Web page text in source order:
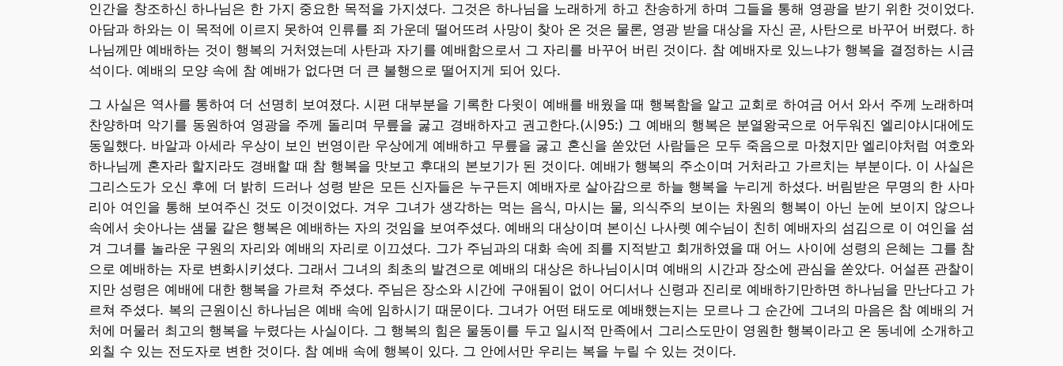
인간을 창조하신 하나님은 한 가지 중요한 목적을 가지셨다. 그것은 하나님을 노래하게 하고 찬송하게 하며 그들을 통해 영광을 받기 위한 것이었다.
아담과 하와는 이 목적에 이르지 못하여 인류를 죄 가운데 떨어뜨려 사망이 찾아 온 것은 물론, 영광 받을 대상을 자신 곧, 사탄으로 바꾸어 버렸다. 하
나님께만 예배하는 것이 행복의 거처였는데 사탄과 자기를 예배함으로서 그 자리를 바꾸어 버린 것이다. 참 예배자로 있느냐가 행복을 결정하는 시금
석이다. 예배의 모양 속에 참 예배가 없다면 더 큰 불행으로 떨어지게 되어 있다.
그 사실은 역사를 통하여 더 선명히 보여졌다. 시편 대부분을 기록한 다윗이 예배를 배웠을 때 행복함을 알고 교회로 하여금 어서 와서 주께 노래하며
찬양하며 악기를 동원하여 영광을 주께 돌리며 무릎을 굻고 경배하자고 권고한다.(시95:) 그 예배의 행복은 분열왕국으로 어두워진 엘리야시대에도
동일했다. 바알과 아세라 우상이 보인 번영이란 우상에게 예배하고 무릎을 굻고 혼신을 쏟았던 사람들은 모두 죽음으로 마쳤지만 엘리야처럼 여호와
하나님께 혼자라 할지라도 경배할 때 참 행복을 맛보고 후대의 본보기가 된 것이다. 예배가 행복의 주소이며 거처라고 가르치는 부분이다. 이 사실은
그리스도가 오신 후에 더 밝히 드러나 성령 받은 모든 신자들은 누구든지 예배자로 살아감으로 하늘 행복을 누리게 하셨다. 버림받은 무명의 한 사마
리아 여인을 통해 보여주신 것도 이것이었다. 겨우 그녀가 생각하는 먹는 음식, 마시는 물, 의식주의 보이는 차원의 행복이 아닌 눈에 보이지 않으나
속에서 솟아나는 샘물 같은 행복은 예배하는 자의 것임을 보여주셨다. 예배의 대상이며 본이신 나사렛 예수님이 친히 예배자의 섬김으로 이 여인을 섬
겨 그녀를 놀라운 구원의 자리와 예배의 자리로 이끄셨다. 그가 주님과의 대화 속에 죄를 지적받고 회개하였을 때 어느 사이에 성령의 은혜는 그를 참
으로 예배하는 자로 변화시키셨다. 그래서 그녀의 최초의 발견으로 예배의 대상은 하나님이시며 예배의 시간과 장소에 관심을 쏟았다. 어설픈 관찰이
지만 성령은 예배에 대한 행복을 가르쳐 주셨다. 주님은 장소와 시간에 구애됨이 없이 어디서나 신령과 진리로 예배하기만하면 하나님을 만난다고 가
르쳐 주셨다. 복의 근원이신 하나님은 예배 속에 임하시기 때문이다. 그녀가 어떤 태도로 예배했는지는 모르나 그 순간에 그녀의 마음은 참 예배의 거
처에 머물러 최고의 행복을 누렸다는 사실이다. 그 행복의 힘은 물동이를 두고 일시적 만족에서 그리스도만이 영원한 행복이라고 온 동네에 소개하고
외칠 수 있는 전도자로 변한 것이다. 참 예배 속에 행복이 있다. 그 안에서만 우리는 복을 누릴 수 있는 것이다.